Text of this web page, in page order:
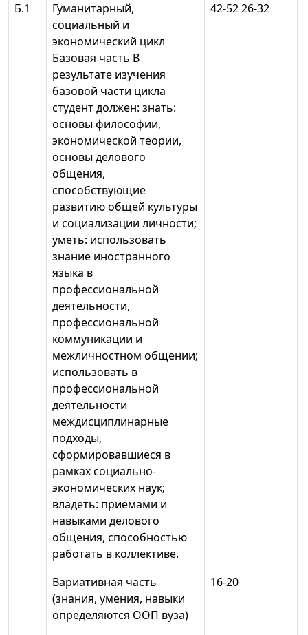
Б.1
Гуманитарный,
социальный и
экономический цикл
Базовая часть В
результате изучения
базовой части цикла
студент должен: знать:
основы философии,
экономической теории,
основы делового
общения,
способствующие
развитию общей культуры
и социализации личности;
уметь: использовать
знание иностранного
языка в
профессиональной
деятельности,
профессиональной
коммуникации и
межличностном общении;
использовать в
профессиональной
деятельности
междисциплинарные
подходы,
сформировавшиеся в
рамках социально-
экономических наук;
владеть: приемами и
навыками делового
общения, способностью
работать в коллективе.
42-52 26-32
Вариативная часть
(знания, умения, навыки
определяются ООП вуза)
16-20